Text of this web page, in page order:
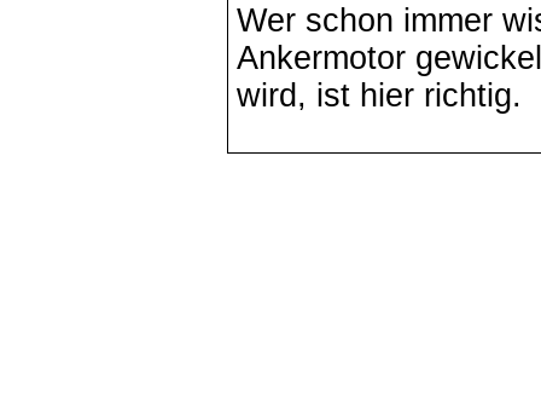
Wer schon immer
Ankermotor
wird, ist hier richtig.